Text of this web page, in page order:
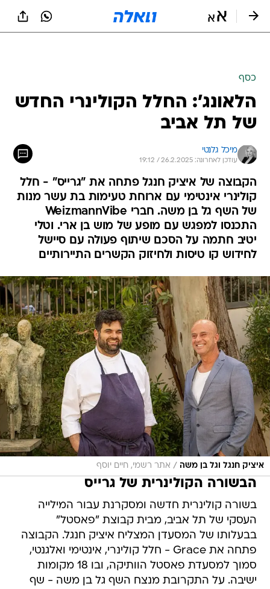
כסף
הלאונג': החלל הקולינרי החדש
של תל אביב
מיכל גלנטי
עודכן לאחרונה: 26.2.2025 / 19:12
הקבוצה של איציק חנגל פתחה את "גרייס" - חלל
קולינרי אינטימי עם ארוחת טעימות בת עשר מנות
של השף גל בן משה. חברי WeizmannVibe
התכנסו למפגש עם מופע של מוש בן ארי. וטלי
יטיב חתמה על הסכם שיתוף פעולה עם סיישל
לחידוש קו טיסות ולחיזוק הקשרים התיירותיים
איציק חנגל וגל בן משה / אתר רשמי, חיים יוסף
הבשורה הקולינרית של גרייס
בשורה קולינרית חדשה ומסקרנת עבור המילייה
העסקי של תל אביב, מבית קבוצת "פאסטל"
בבעלותו של המסעדן המצליח איציק חנגל. הקבוצה
פתחה את Grace - חלל קולינרי, אינטימי ואלגנטי,
סמוך למסעדת פאסטל הוותיקה, ובו 18 מקומות
ישיבה. על התקרובת מנצח השף גל בן משה - שף